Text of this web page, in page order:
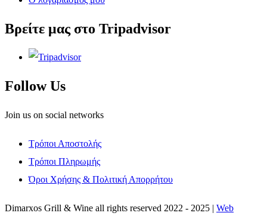
Βρείτε μας στο Tripadvisor
Follow Us
Join us on social networks
Τρόποι Αποστολής
Τρόποι Πληρωμής
Όροι Χρήσης & Πολιτική Απορρήτου
Dimarxos Grill & Wine all rights reserved 2022 - 2025 | Web